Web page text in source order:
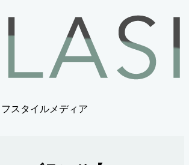
スタイルメディア